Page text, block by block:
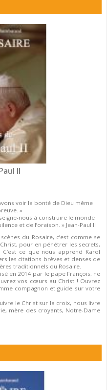
II
voir la bonté de Dieu même
»
nous à construire le monde
et de l’oraison. » Jean-Paul II
du Rosaire, c’est comme se
pour en pénétrer les secrets,
ce que nous apprend Karol
les citations brèves et denses de
traditionnels du Rosaire.
en 2014 par le pape François, ne
vos cœurs au Christ ! Ouvrez
compagnon et guide sur votre
le Christ sur la croix, nous livre
mère des croyants, Notre-Dame